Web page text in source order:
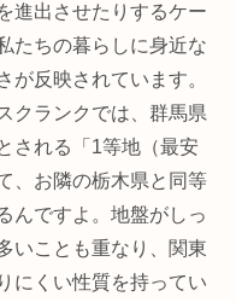
進出させたりするケー
たちの暮らしに身近な
が反映されています。
クランクでは、群馬県
される「1等地（最安
、お隣の栃木県と同等
んですよ。地盤がしっ
いことも重なり、関東
にくい性質を持ってい